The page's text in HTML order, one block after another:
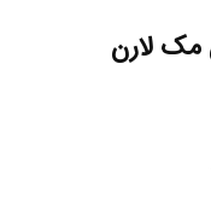
لارن